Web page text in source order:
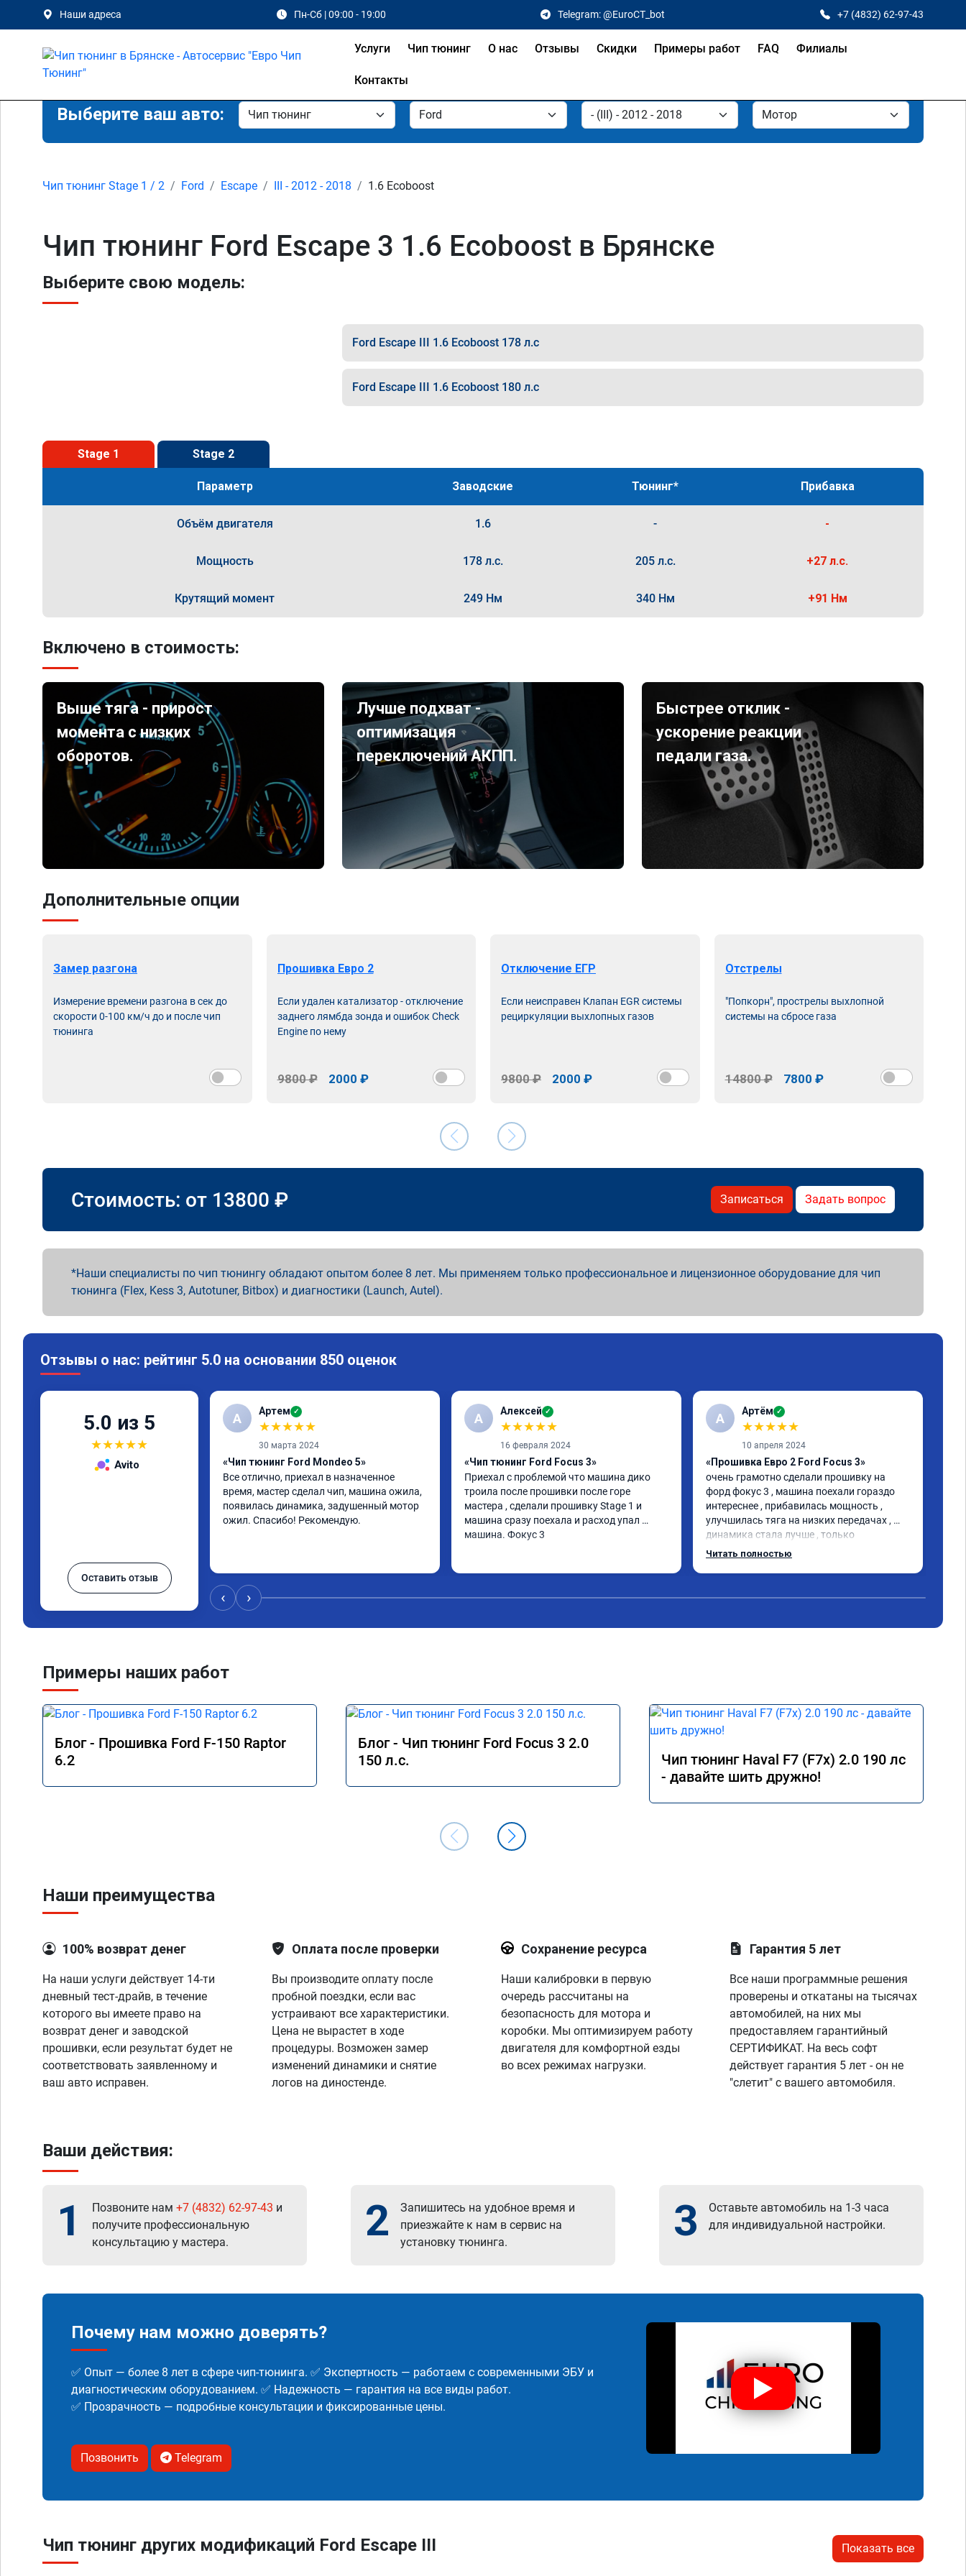
Наши адреса Пн-Сб | 09:00 - 19:00 Telegram: @EuroCT_bot +7 (4832) 62-97-43
Услуги Чип тюнинг О нас Отзывы Скидки Примеры работ FAQ Филиалы
Контакты
Выберите ваш авто:
Чип тюнинг Stage 1 / 2 Ford Escape III - 2012 - 2018 1.6 Ecoboost
Чип тюнинг Ford Escape 3 1.6 Ecoboost в Брянске
Выберите свою модель:
Ford Escape III 1.6 Ecoboost 178 л.с
Ford Escape III 1.6 Ecoboost 180 л.с
Stage 1 Stage 2
Параметр Заводские Тюнинг* Прибавка
Объём двигателя 1.6 - -
Мощность 178 л.с. 205 л.с. +27 л.с.
Крутящий момент 249 Нм 340 Нм +91 Нм
Включено в стоимость:
Выше тяга - прирост
момента с низких
оборотов.
Лучше подхват -
оптимизация
переключений АКПП.
Быстрее отклик -
ускорение реакции
педали газа.
Дополнительные опции
Замер разгона
Измерение времени разгона в сек до
скорости 0-100 км/ч до и после чип
тюнинга
Прошивка Евро 2
Если удален катализатор - отключение
заднего лямбда зонда и ошибок Check
Engine по нему
9800 ₽ 2000 ₽
Отключение ЕГР
Если неисправен Клапан EGR системы
рециркуляции выхлопных газов
9800 ₽ 2000 ₽
Отстрелы
"Попкорн", прострелы выхлопной
системы на сбросе газа
14800 ₽ 7800 ₽
Стоимость: от 13800 ₽ Записаться Задать вопрос
Наши специалисты по чип тюнингу обладают опытом более 8 лет. Мы применяем только профессиональное и лицензионное оборудование для чип
тюнинга (Flex, Kess 3, Autotuner, Bitbox) и диагностики (Launch, Autel).
Отзывы о нас: рейтинг 5.0 на основании 850 оценок
5.0 из 5
★★★★★
Avito
Оставить отзыв
А Артем ✓
★★★★★
30 марта 2024
«Чип тюнинг Ford Mondeo 5»
Все отлично, приехал в назначенное
время, мастер сделал чип, машина ожила,
появилась динамика, задушенный мотор
ожил. Спасибо! Рекомендую.
А Алексей ✓
★★★★★
16 февраля 2024
«Чип тюнинг Ford Focus 3»
Приехал с проблемой что машина дико
троила после прошивки после горе
мастера , сделали прошивку Stage 1 и
машина сразу поехала и расход упал
машина. Фокус 3
А Артём ✓
★★★★★
10 апреля 2024
«Прошивка Евро 2 Ford Focus 3»
очень грамотно сделали прошивку на
форд фокус 3 , машина поехали гораздо
интереснее , прибавилась мощность ,
улучшилась тяга на низких передачах ,
динамика стала лучше , только
позитивные эмоции , цена
Читать полностью
‹ ›
Примеры наших работ
Блог - Прошивка Ford F-150 Raptor
6.2
Блог - Чип тюнинг Ford Focus 3 2.0
150 л.с.
Чип тюнинг Haval F7 (F7x) 2.0 190 лс
- давайте шить дружно!
Наши преимущества
100% возврат денег
На наши услуги действует 14-ти
дневный тест-драйв, в течение
которого вы имеете право на
возврат денег и заводской
прошивки, если результат будет не
соответствовать заявленному и
ваш авто исправен.
Оплата после проверки
Вы производите оплату после
пробной поездки, если вас
устраивают все характеристики.
Цена не вырастет в ходе
процедуры. Возможен замер
изменений динамики и снятие
логов на диностенде.
Сохранение ресурса
Наши калибровки в первую
очередь рассчитаны на
безопасность для мотора и
коробки. Мы оптимизируем работу
двигателя для комфортной езды
во всех режимах нагрузки.
Гарантия 5 лет
Все наши программные решения
проверены и откатаны на тысячах
автомобилей, на них мы
предоставляем гарантийный
СЕРТИФИКАТ. На весь софт
действует гарантия 5 лет - он не
"слетит" с вашего автомобиля.
Ваши действия:
1 Позвоните нам +7 (4832) 62-97-43 и
получите профессиональную
консультацию у мастера.
2
Запишитесь на удобное время и
приезжайте к нам в сервис на
установку тюнинга.
3
Оставьте автомобиль на 1-3 часа
для индивидуальной настройки.
Почему нам можно доверять?
✅ Опыт — более 8 лет в сфере чип-тюнинга. ✅ Экспертность — работаем с современными ЭБУ и
диагностическим оборудованием. ✅ Надежность — гарантия на все виды работ.
✅ Прозрачность — подробные консультации и фиксированные цены.
Позвонить Telegram
Чип тюнинг других модификаций Ford Escape III Показать все